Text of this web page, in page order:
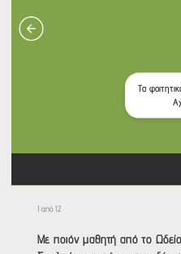
Τα
1 από 12
Με ποιόν μαθητή από το